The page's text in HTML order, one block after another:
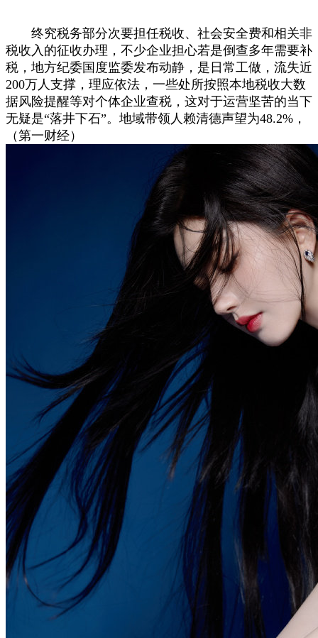
终究税务部分次要担任税收、社会安全费和相关非
税收入的征收办理，不少企业担心若是倒查多年需要补
税，地方纪委国度监委发布动静，是日常工做，流失近
200万人支撑，理应依法，一些处所按照本地税收大数
据风险提醒等对个体企业查税，这对于运营坚苦的当下
无疑是“落井下石”。地域带领人赖清德声望为48.2%，
（第一财经）